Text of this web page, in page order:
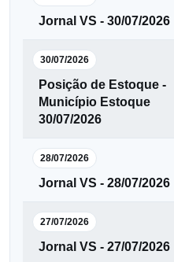
Jornal VS - 30/07/2026
30/07/2026
Posição de Estoque -
Município Estoque
30/07/2026
28/07/2026
Jornal VS - 28/07/2026
27/07/2026
Jornal VS - 27/07/2026